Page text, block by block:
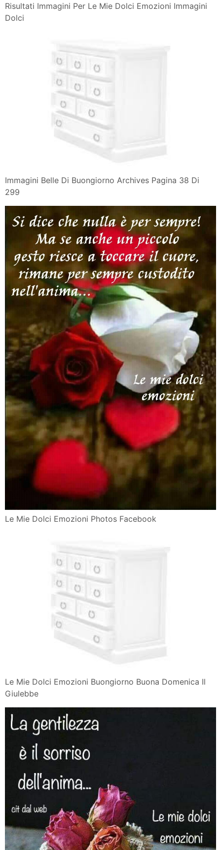
Risultati Immagini Per Le Mie Dolci Emozioni Immagini
Dolci
Immagini Belle Di Buongiorno Archives Pagina 38 Di
299
Le Mie Dolci Emozioni Photos Facebook
Le Mie Dolci Emozioni Buongiorno Buona Domenica Il
Giulebbe